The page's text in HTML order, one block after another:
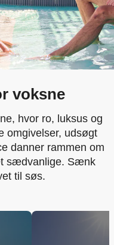
voksne
hvor ro, luksus og
omgivelser, udsøgt
danner rammen om
sædvanlige. Sænk
til søs.